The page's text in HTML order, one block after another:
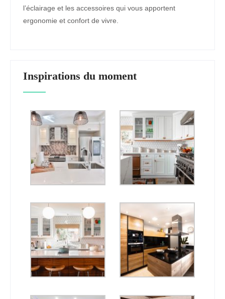
l’éclairage et les accessoires qui vous apportent
ergonomie et confort de vivre.
Inspirations du moment